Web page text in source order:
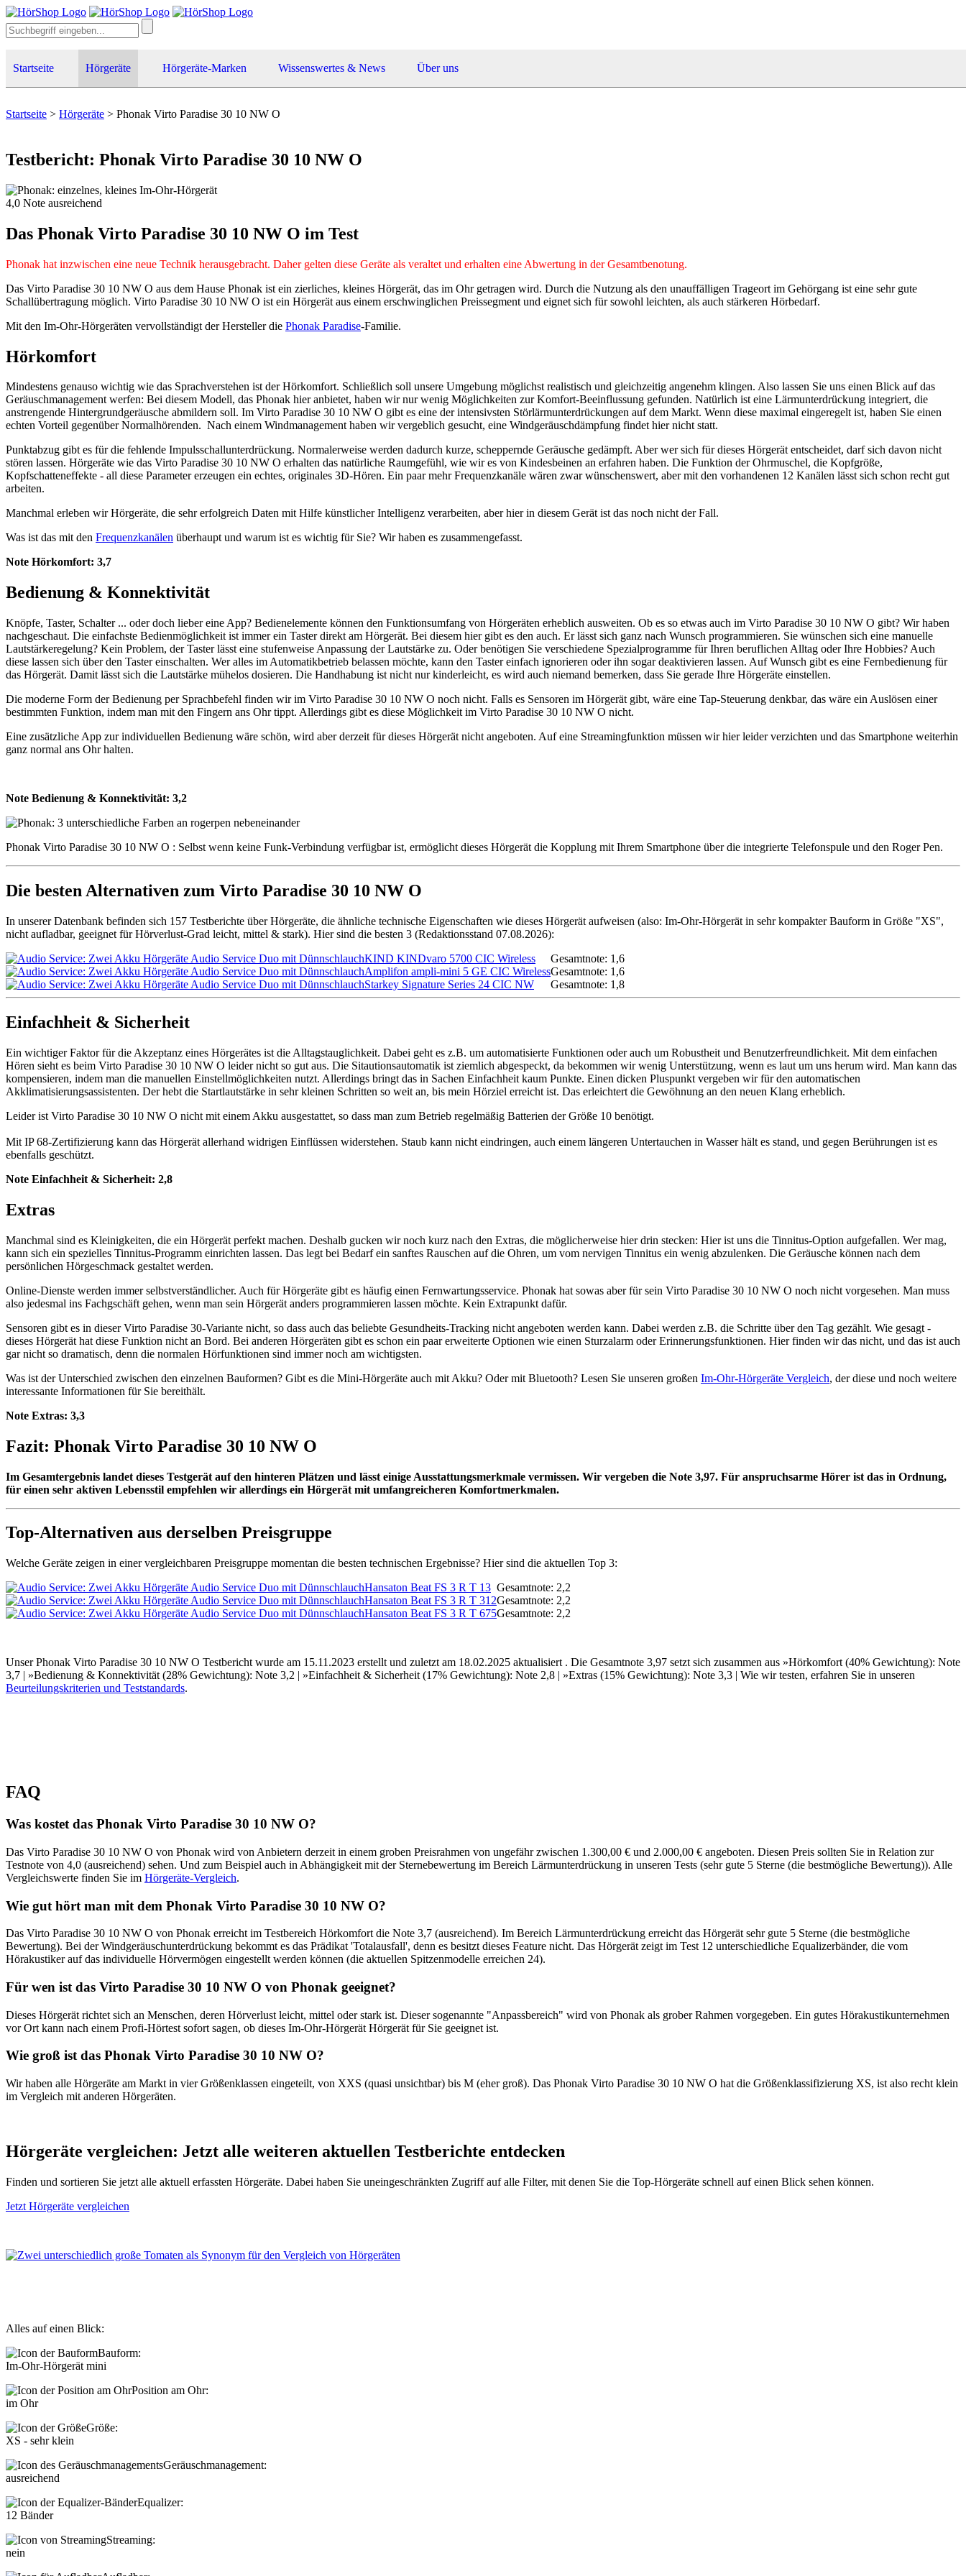
Startseite Hörgeräte Hörgeräte-Marken Wissenswertes & News Über uns
Startseite > Hörgeräte > Phonak Virto Paradise 30 10 NW O
Testbericht: Phonak Virto Paradise 30 10 NW O
4,0 Note ausreichend
Das Phonak Virto Paradise 30 10 NW O im Test
Phonak hat inzwischen eine neue Technik herausgebracht. Daher gelten diese Geräte als veraltet und erhalten eine Abwertung in der Gesamtbenotung.
Das Virto Paradise 30 10 NW O aus dem Hause Phonak ist ein zierliches, kleines Hörgerät, das im Ohr getragen wird. Durch die Nutzung als den unauffälligen Trageort im Gehörgang ist eine sehr gute
Schallübertragung möglich. Virto Paradise 30 10 NW O ist ein Hörgerät aus einem erschwinglichen Preissegment und eignet sich für sowohl leichten, als auch stärkeren Hörbedarf.
Mit den Im-Ohr-Hörgeräten vervollständigt der Hersteller die Phonak Paradise-Familie.
Hörkomfort
Mindestens genauso wichtig wie das Sprachverstehen ist der Hörkomfort. Schließlich soll unsere Umgebung möglichst realistisch und gleichzeitig angenehm klingen. Also lassen Sie uns einen Blick auf das
Geräuschmanagement werfen: Bei diesem Modell, das Phonak hier anbietet, haben wir nur wenig Möglichkeiten zur Komfort-Beeinflussung gefunden. Natürlich ist eine Lärmunterdrückung integriert, die
anstrengende Hintergrundgeräusche abmildern soll. Im Virto Paradise 30 10 NW O gibt es eine der intensivsten Störlärmunterdrückungen auf dem Markt. Wenn diese maximal eingeregelt ist, haben Sie einen
echten Vorteil gegenüber Normalhörenden. Nach einem Windmanagement haben wir vergeblich gesucht, eine Windgeräuschdämpfung findet hier nicht statt.
Punktabzug gibt es für die fehlende Impulsschallunterdrückung. Normalerweise werden dadurch kurze, scheppernde Geräusche gedämpft. Aber wer sich für dieses Hörgerät entscheidet, darf sich davon nicht
stören lassen. Hörgeräte wie das Virto Paradise 30 10 NW O erhalten das natürliche Raumgefühl, wie wir es von Kindesbeinen an erfahren haben. Die Funktion der Ohrmuschel, die Kopfgröße,
Kopfschatteneffekte - all diese Parameter erzeugen ein echtes, originales 3D-Hören. Ein paar mehr Frequenzkanäle wären zwar wünschenswert, aber mit den vorhandenen 12 Kanälen lässt sich schon recht gut
arbeiten.
Manchmal erleben wir Hörgeräte, die sehr erfolgreich Daten mit Hilfe künstlicher Intelligenz verarbeiten, aber hier in diesem Gerät ist das noch nicht der Fall.
Was ist das mit den Frequenzkanälen überhaupt und warum ist es wichtig für Sie? Wir haben es zusammengefasst.
Note Hörkomfort: 3,7
Bedienung & Konnektivität
Knöpfe, Taster, Schalter ... oder doch lieber eine App? Bedienelemente können den Funktionsumfang von Hörgeräten erheblich ausweiten. Ob es so etwas auch im Virto Paradise 30 10 NW O gibt? Wir haben
nachgeschaut. Die einfachste Bedienmöglichkeit ist immer ein Taster direkt am Hörgerät. Bei diesem hier gibt es den auch. Er lässt sich ganz nach Wunsch programmieren. Sie wünschen sich eine manuelle
Lautstärkeregelung? Kein Problem, der Taster lässt eine stufenweise Anpassung der Lautstärke zu. Oder benötigen Sie verschiedene Spezialprogramme für Ihren beruflichen Alltag oder Ihre Hobbies? Auch
diese lassen sich über den Taster einschalten. Wer alles im Automatikbetrieb belassen möchte, kann den Taster einfach ignorieren oder ihn sogar deaktivieren lassen. Auf Wunsch gibt es eine Fernbedienung für
das Hörgerät. Damit lässt sich die Lautstärke mühelos dosieren. Die Handhabung ist nicht nur kinderleicht, es wird auch niemand bemerken, dass Sie gerade Ihre Hörgeräte einstellen.
Die moderne Form der Bedienung per Sprachbefehl finden wir im Virto Paradise 30 10 NW O noch nicht. Falls es Sensoren im Hörgerät gibt, wäre eine Tap-Steuerung denkbar, das wäre ein Auslösen einer
bestimmten Funktion, indem man mit den Fingern ans Ohr tippt. Allerdings gibt es diese Möglichkeit im Virto Paradise 30 10 NW O nicht.
Eine zusätzliche App zur individuellen Bedienung wäre schön, wird aber derzeit für dieses Hörgerät nicht angeboten. Auf eine Streamingfunktion müssen wir hier leider verzichten und das Smartphone weiterhin
ganz normal ans Ohr halten.
Note Bedienung & Konnektivität: 3,2
Phonak Virto Paradise 30 10 NW O : Selbst wenn keine Funk-Verbindung verfügbar ist, ermöglicht dieses Hörgerät die Kopplung mit Ihrem Smartphone über die integrierte Telefonspule und den Roger Pen.
Die besten Alternativen zum Virto Paradise 30 10 NW O
In unserer Datenbank befinden sich 157 Testberichte über Hörgeräte, die ähnliche technische Eigenschaften wie dieses Hörgerät aufweisen (also: Im-Ohr-Hörgerät in sehr kompakter Bauform in Größe "XS",
nicht aufladbar, geeignet für Hörverlust-Grad leicht, mittel & stark). Hier sind die besten 3 (Redaktionsstand 07.08.2026):
KIND KINDvaro 5700 CIC Wireless
Gesamtnote: 1,6
Amplifon ampli-mini 5 GE CIC WirelessGesamtnote: 1,6
Starkey Signature Series 24 CIC NW
Gesamtnote: 1,8
Einfachheit & Sicherheit
Ein wichtiger Faktor für die Akzeptanz eines Hörgerätes ist die Alltagstauglichkeit. Dabei geht es z.B. um automatisierte Funktionen oder auch um Robustheit und Benutzerfreundlichkeit. Mit dem einfachen
Hören sieht es beim Virto Paradise 30 10 NW O leider nicht so gut aus. Die Sitautionsautomatik ist ziemlich abgespeckt, da bekommen wir wenig Unterstützung, wenn es laut um uns herum wird. Man kann das
kompensieren, indem man die manuellen Einstellmöglichkeiten nutzt. Allerdings bringt das in Sachen Einfachheit kaum Punkte. Einen dicken Pluspunkt vergeben wir für den automatischen
Akklimatisierungsassistenten. Der hebt die Startlautstärke in sehr kleinen Schritten so weit an, bis mein Hörziel erreicht ist. Das erleichtert die Gewöhnung an den neuen Klang erheblich.
Leider ist Virto Paradise 30 10 NW O nicht mit einem Akku ausgestattet, so dass man zum Betrieb regelmäßig Batterien der Größe 10 benötigt.
Mit IP 68-Zertifizierung kann das Hörgerät allerhand widrigen Einflüssen widerstehen. Staub kann nicht eindringen, auch einem längeren Untertauchen in Wasser hält es stand, und gegen Berührungen ist es
ebenfalls geschützt.
Note Einfachheit & Sicherheit: 2,8
Extras
Manchmal sind es Kleinigkeiten, die ein Hörgerät perfekt machen. Deshalb gucken wir noch kurz nach den Extras, die möglicherweise hier drin stecken: Hier ist uns die Tinnitus-Option aufgefallen. Wer mag,
kann sich ein spezielles Tinnitus-Programm einrichten lassen. Das legt bei Bedarf ein sanftes Rauschen auf die Ohren, um vom nervigen Tinnitus ein wenig abzulenken. Die Geräusche können nach dem
persönlichen Hörgeschmack gestaltet werden.
Online-Dienste werden immer selbstverständlicher. Auch für Hörgeräte gibt es häufig einen Fernwartungsservice. Phonak hat sowas aber für sein Virto Paradise 30 10 NW O noch nicht vorgesehen. Man muss
also jedesmal ins Fachgschäft gehen, wenn man sein Hörgerät anders programmieren lassen möchte. Kein Extrapunkt dafür.
Sensoren gibt es in dieser Virto Paradise 30-Variante nicht, so dass auch das beliebte Gesundheits-Tracking nicht angeboten werden kann. Dabei werden z.B. die Schritte über den Tag gezählt. Wie gesagt -
dieses Hörgerät hat diese Funktion nicht an Bord. Bei anderen Hörgeräten gibt es schon ein paar erweiterte Optionen wie einen Sturzalarm oder Erinnerungsfunktionen. Hier finden wir das nicht, und das ist auch
gar nicht so dramatisch, denn die normalen Hörfunktionen sind immer noch am wichtigsten.
Was ist der Unterschied zwischen den einzelnen Bauformen? Gibt es die Mini-Hörgeräte auch mit Akku? Oder mit Bluetooth? Lesen Sie unseren großen Im-Ohr-Hörgeräte Vergleich, der diese und noch weitere
interessante Informationen für Sie bereithält.
Note Extras: 3,3
Fazit: Phonak Virto Paradise 30 10 NW O
Im Gesamtergebnis landet dieses Testgerät auf den hinteren Plätzen und lässt einige Ausstattungsmerkmale vermissen. Wir vergeben die Note 3,97. Für anspruchsarme Hörer ist das in Ordnung,
für einen sehr aktiven Lebensstil empfehlen wir allerdings ein Hörgerät mit umfangreicheren Komfortmerkmalen.
Top-Alternativen aus derselben Preisgruppe
Welche Geräte zeigen in einer vergleichbaren Preisgruppe momentan die besten technischen Ergebnisse? Hier sind die aktuellen Top 3:
Hansaton Beat FS 3 R T 13 Gesamtnote: 2,2
Hansaton Beat FS 3 R T 312Gesamtnote: 2,2
Hansaton Beat FS 3 R T 675Gesamtnote: 2,2
Unser Phonak Virto Paradise 30 10 NW O Testbericht wurde am 15.11.2023 erstellt und zuletzt am 18.02.2025 aktualisiert . Die Gesamtnote 3,97 setzt sich zusammen aus »Hörkomfort (40% Gewichtung): Note
3,7 | »Bedienung & Konnektivität (28% Gewichtung): Note 3,2 | »Einfachheit & Sicherheit (17% Gewichtung): Note 2,8 | »Extras (15% Gewichtung): Note 3,3 | Wie wir testen, erfahren Sie in unseren
Beurteilungskriterien und Teststandards.
FAQ
Was kostet das Phonak Virto Paradise 30 10 NW O?
Das Virto Paradise 30 10 NW O von Phonak wird von Anbietern derzeit in einem groben Preisrahmen von ungefähr zwischen 1.300,00 € und 2.000,00 € angeboten. Diesen Preis sollten Sie in Relation zur
Testnote von 4,0 (ausreichend) sehen. Und zum Beispiel auch in Abhängigkeit mit der Sternebewertung im Bereich Lärmunterdrückung in unseren Tests (sehr gute 5 Sterne (die bestmögliche Bewertung)). Alle
Vergleichswerte finden Sie im Hörgeräte-Vergleich.
Wie gut hört man mit dem Phonak Virto Paradise 30 10 NW O?
Das Virto Paradise 30 10 NW O von Phonak erreicht im Testbereich Hörkomfort die Note 3,7 (ausreichend). Im Bereich Lärmunterdrückung erreicht das Hörgerät sehr gute 5 Sterne (die bestmögliche
Bewertung). Bei der Windgeräuschunterdrückung bekommt es das Prädikat 'Totalausfall', denn es besitzt dieses Feature nicht. Das Hörgerät zeigt im Test 12 unterschiedliche Equalizerbänder, die vom
Hörakustiker auf das individuelle Hörvermögen eingestellt werden können (die aktuellen Spitzenmodelle erreichen 24).
Für wen ist das Virto Paradise 30 10 NW O von Phonak geeignet?
Dieses Hörgerät richtet sich an Menschen, deren Hörverlust leicht, mittel oder stark ist. Dieser sogenannte "Anpassbereich" wird von Phonak als grober Rahmen vorgegeben. Ein gutes Hörakustikunternehmen
vor Ort kann nach einem Profi-Hörtest sofort sagen, ob dieses Im-Ohr-Hörgerät Hörgerät für Sie geeignet ist.
Wie groß ist das Phonak Virto Paradise 30 10 NW O?
Wir haben alle Hörgeräte am Markt in vier Größenklassen eingeteilt, von XXS (quasi unsichtbar) bis M (eher groß). Das Phonak Virto Paradise 30 10 NW O hat die Größenklassifizierung XS, ist also recht klein
im Vergleich mit anderen Hörgeräten.
Hörgeräte vergleichen: Jetzt alle weiteren aktuellen Testberichte entdecken
Finden und sortieren Sie jetzt alle aktuell erfassten Hörgeräte. Dabei haben Sie uneingeschränkten Zugriff auf alle Filter, mit denen Sie die Top-Hörgeräte schnell auf einen Blick sehen können.
Jetzt Hörgeräte vergleichen
Alles auf einen Blick:
Bauform:
Im-Ohr-Hörgerät mini
Position am Ohr:
im Ohr
Größe:
XS - sehr klein
Geräuschmanagement:
ausreichend
Equalizer:
12 Bänder
Streaming:
nein